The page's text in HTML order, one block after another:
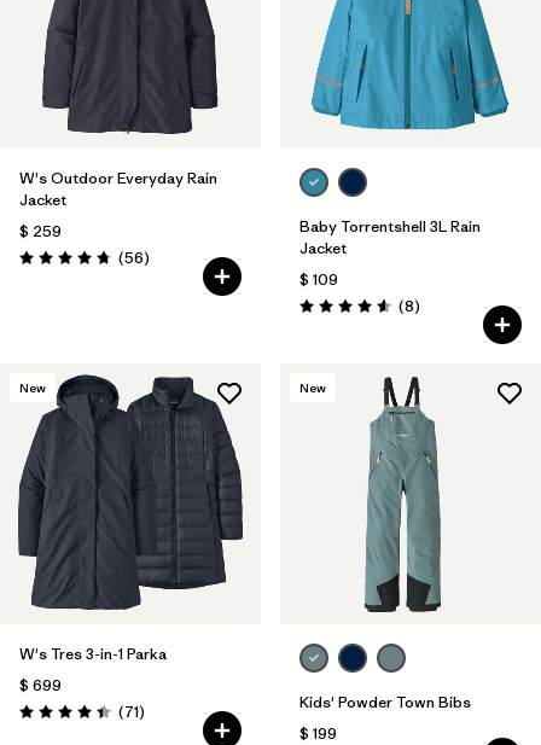
W's Outdoor Everyday Rain
Jacket
$ 259
Valoración: 4.7 / 5
(56Comentarios
)
Baby Torrentshell 3L Rain
Jacket
$ 109
Valoración: 4.6 / 5
(8Comentarios
)
New
W's Tres 3-in-1 Parka
$ 699
Valoración: 4.4 / 5
(71Comentarios
)
New
Kids' Powder Town Bibs
$ 199